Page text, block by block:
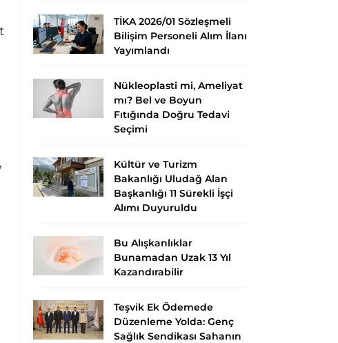
TİKA 2026/01 Sözleşmeli
Bilişim Personeli Alım İlanı
Yayımlandı
Nükleoplasti mi, Ameliyat
mı? Bel ve Boyun
Fıtığında Doğru Tedavi
Seçimi
Kültür ve Turizm
Bakanlığı Uludağ Alan
Başkanlığı 11 Sürekli İşçi
Alımı Duyuruldu
Bu Alışkanlıklar
Bunamadan Uzak 13 Yıl
Kazandırabilir
Teşvik Ek Ödemede
Düzenleme Yolda: Genç
Sağlık Sendikası Sahanın